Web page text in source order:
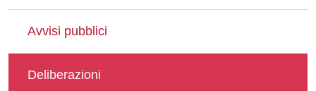
Avvisi pubblici
Deliberazioni